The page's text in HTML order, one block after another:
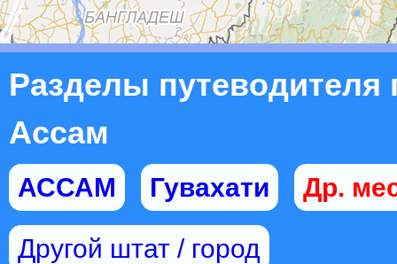
Разделы путеводителя
Ассам
АССАМ Гувахати Др.
Другой штат / город